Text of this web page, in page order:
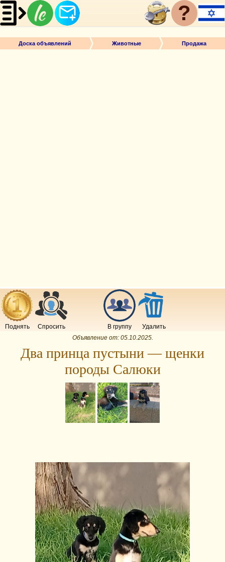
?
Доска объявлений Животные Продажа
Поднять Спросить В группу
Удалить
Объявление от: 05.10.2025.
Два принца пустыни — щенки
породы Салюки